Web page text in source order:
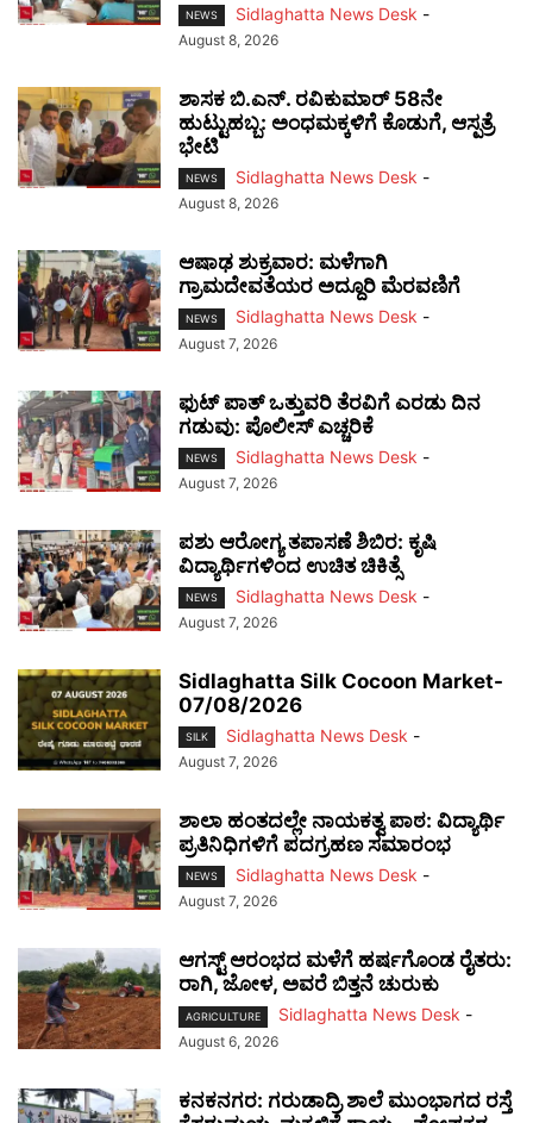
NEWS Sidlaghatta News Desk -
August 8, 2026
ಶಾಸಕ ಬಿ.ಎನ್. ರವಿಕುಮಾರ್ 58ನೇ
ಹುಟ್ಟುಹಬ್ಬ: ಅಂಧಮಕ್ಕಳಿಗೆ ಕೊಡುಗೆ, ಆಸ್ಪತ್ರೆ
ಭೇಟಿ
NEWS Sidlaghatta News Desk -
August 8, 2026
ಆಷಾಢ ಶುಕ್ರವಾರ: ಮಳೆಗಾಗಿ
ಗ್ರಾಮದೇವತೆಯರ ಅದ್ದೂರಿ ಮೆರವಣಿಗೆ
NEWS Sidlaghatta News Desk -
August 7, 2026
ಫುಟ್‌ ಪಾತ್ ಒತ್ತುವರಿ ತೆರವಿಗೆ ಎರಡು ದಿನ
ಗಡುವು: ಪೊಲೀಸ್ ಎಚ್ಚರಿಕೆ
NEWS Sidlaghatta News Desk -
August 7, 2026
ಪಶು ಆರೋಗ್ಯ ತಪಾಸಣೆ ಶಿಬಿರ: ಕೃಷಿ
ವಿದ್ಯಾರ್ಥಿಗಳಿಂದ ಉಚಿತ ಚಿಕಿತ್ಸೆ
NEWS Sidlaghatta News Desk -
August 7, 2026
Sidlaghatta Silk Cocoon Market-
07/08/2026
SILK Sidlaghatta News Desk -
August 7, 2026
ಶಾಲಾ ಹಂತದಲ್ಲೇ ನಾಯಕತ್ವ ಪಾಠ: ವಿದ್ಯಾರ್ಥಿ
ಪ್ರತಿನಿಧಿಗಳಿಗೆ ಪದಗ್ರಹಣ ಸಮಾರಂಭ
NEWS Sidlaghatta News Desk -
August 7, 2026
ಆಗಸ್ಟ್ ಆರಂಭದ ಮಳೆಗೆ ಹರ್ಷಗೊಂಡ ರೈತರು:
ರಾಗಿ, ಜೋಳ, ಅವರೆ ಬಿತ್ತನೆ ಚುರುಕು
AGRICULTURE Sidlaghatta News Desk -
August 6, 2026
ಕನಕನಗರ: ಗರುಡಾದ್ರಿ ಶಾಲೆ ಮುಂಭಾಗದ ರಸ್ತೆ